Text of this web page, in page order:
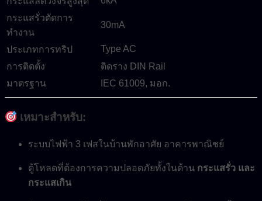
กระแสรั่วตัดการ
ทำงาน
30mA
ประเภทการทริป
Type AC
การติดตั้ง
ติดราง DIN Rail
มาตรฐาน
IEC 61009, มอก.
เหมาะสำหรับ:
ระบบไฟฟ้า 3 เฟสในบ้านพักอาศัย อาคารพาณิชย์
ตู้โหลดที่ต้องการความปลอดภัยทั้งในด้าน กระแสรั่ว และ
กระแสเกิน